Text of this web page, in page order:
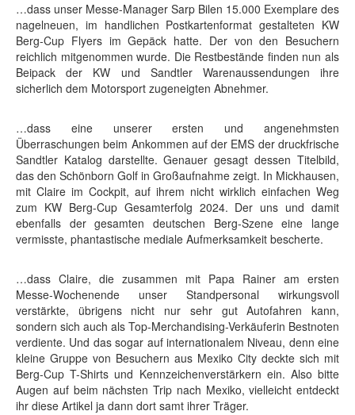
…dass unser Messe-Manager Sarp Bilen 15.000 Exemplare des
nagelneuen, im handlichen Postkartenformat gestalteten KW
Berg-Cup Flyers im Gepäck hatte. Der von den Besuchern
reichlich mitgenommen wurde. Die Restbestände finden nun als
Beipack der KW und Sandtler Warenaussendungen ihre
sicherlich dem Motorsport zugeneigten Abnehmer.
…dass eine unserer ersten und angenehmsten
Überraschungen beim Ankommen auf der EMS der druckfrische
Sandtler Katalog darstellte. Genauer gesagt dessen Titelbild,
das den Schönborn Golf in Großaufnahme zeigt. In Mickhausen,
mit Claire im Cockpit, auf ihrem nicht wirklich einfachen Weg
zum KW Berg-Cup Gesamterfolg 2024. Der uns und damit
ebenfalls der gesamten deutschen Berg-Szene eine lange
vermisste, phantastische mediale Aufmerksamkeit bescherte.
…dass Claire, die zusammen mit Papa Rainer am ersten
Messe-Wochenende unser Standpersonal wirkungsvoll
verstärkte, übrigens nicht nur sehr gut Autofahren kann,
sondern sich auch als Top-Merchandising-Verkäuferin Bestnoten
verdiente. Und das sogar auf internationalem Niveau, denn eine
kleine Gruppe von Besuchern aus Mexiko City deckte sich mit
Berg-Cup T-Shirts und Kennzeichenverstärkern ein. Also bitte
Augen auf beim nächsten Trip nach Mexiko, vielleicht entdeckt
ihr diese Artikel ja dann dort samt ihrer Träger.